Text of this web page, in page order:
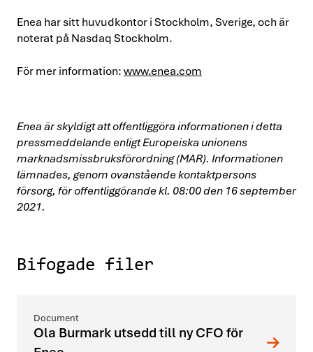
Enea har sitt huvudkontor i Stockholm, Sverige, och är
noterat på Nasdaq Stockholm.
För mer information:www.enea.com
Enea är skyldigt att offentliggöra informationen i detta
pressmeddelande enligt Europeiska unionens
marknadsmissbruksförordning (MAR). Informationen
lämnades, genom ovanstående kontaktpersons
försorg, för offentliggörande kl. 08:00 den 16 september
2021.
Bifogade filer
Ola Burmark utsedd till ny CFO för